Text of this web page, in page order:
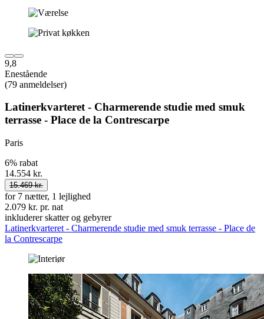
9,8
Enestående
(79 anmeldelser)
Latinerkvarteret - Charmerende studie med smuk
terrasse - Place de la Contrescarpe
Paris
6% rabat
14.554 kr.
15.469 kr.
for 7 nætter, 1 lejlighed
2.079 kr. pr. nat
inkluderer skatter og gebyrer
Latinerkvarteret - Charmerende studie med smuk terrasse - Place de
la Contrescarpe